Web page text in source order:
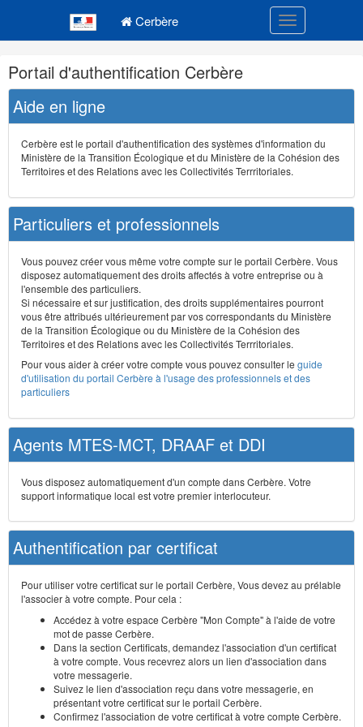
Cerbère Toggle
Navigation
et
outils
annexes
Portail d'authentification Cerbère
Aide en ligne
Cerbère est le portail d'authentification des systèmes d'information du
Ministère de la Transition Écologique et du Ministère de la Cohésion des
Territoires et des Relations avec les Collectivités Terrritoriales.
Particuliers et professionnels
Vous pouvez créer vous même votre compte sur le portail Cerbère. Vous
disposez automatiquement des droits affectés à votre entreprise ou à
l'ensemble des particuliers.
Si nécessaire et sur justification, des droits supplémentaires pourront
vous être attribués ultérieurement par vos correspondants du Ministère
de la Transition Écologique ou du Ministère de la Cohésion des
Territoires et des Relations avec les Collectivités Terrritoriales.
Pour vous aider à créer votre compte vous pouvez consulter le guide
d'utilisation du portail Cerbère à l'usage des professionnels et des
particuliers
Agents MTES-MCT, DRAAF et DDI
Vous disposez automatiquement d'un compte dans Cerbère. Votre
support informatique local est votre premier interlocuteur.
Authentification par certificat
Pour utiliser votre certificat sur le portail Cerbère, Vous devez au prélable
l'associer à votre compte. Pour cela :
Accédez à votre espace Cerbère "Mon Compte" à l'aide de votre
mot de passe Cerbère.
Dans la section Certificats, demandez l'association d'un certificat
à votre compte. Vous recevrez alors un lien d'association dans
votre messagerie.
Suivez le lien d'association reçu dans votre messagerie, en
présentant votre certificat sur le portail Cerbère.
Confirmez l'association de votre certificat à votre compte Cerbère.